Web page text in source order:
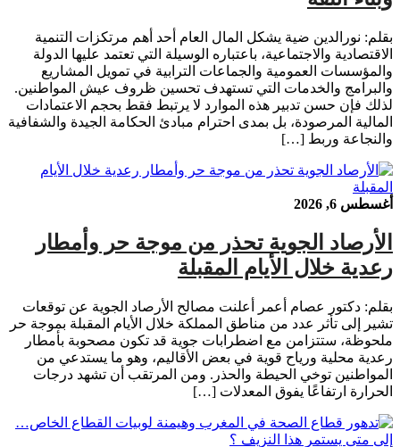
بقلم: نورالدين ضية يشكل المال العام أحد أهم مرتكزات التنمية
الاقتصادية والاجتماعية، باعتباره الوسيلة التي تعتمد عليها الدولة
والمؤسسات العمومية والجماعات الترابية في تمويل المشاريع
والبرامج والخدمات التي تستهدف تحسين ظروف عيش المواطنين.
لذلك فإن حسن تدبير هذه الموارد لا يرتبط فقط بحجم الاعتمادات
المالية المرصودة، بل بمدى احترام مبادئ الحكامة الجيدة والشفافية
والنجاعة وربط […]
أغسطس 6, 2026
الأرصاد الجوية تحذر من موجة حر وأمطار
رعدية خلال الأيام المقبلة
بقلم: دكتور عصام أعمر أعلنت مصالح الأرصاد الجوية عن توقعات
تشير إلى تأثر عدد من مناطق المملكة خلال الأيام المقبلة بموجة حر
ملحوظة، ستتزامن مع اضطرابات جوية قد تكون مصحوبة بأمطار
رعدية محلية ورياح قوية في بعض الأقاليم، وهو ما يستدعي من
المواطنين توخي الحيطة والحذر. ومن المرتقب أن تشهد درجات
الحرارة ارتفاعًا يفوق المعدلات […]